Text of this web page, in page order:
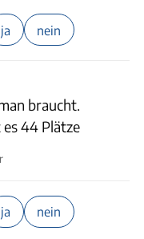
ja nein
braucht.
44 Plätze
ja nein